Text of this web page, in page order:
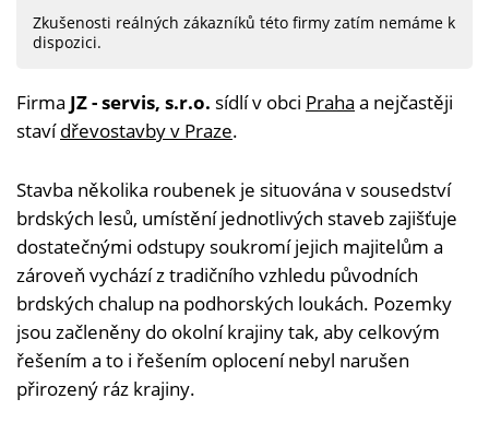
Zkušenosti reálných zákazníků této firmy zatím nemáme k
dispozici.
Firma JZ - servis, s.r.o. sídlí v obci Praha a nejčastěji
stavídřevostavby v Praze.
Stavba několika roubenek je situována v sousedství
brdských lesů, umístění jednotlivých staveb zajišťuje
dostatečnými odstupy soukromí jejich majitelům a
zároveň vychází z tradičního vzhledu původních
brdských chalup na podhorských loukách. Pozemky
jsou začleněny do okolní krajiny tak, aby celkovým
řešením a to i řešením oplocení nebyl narušen
přirozený ráz krajiny.